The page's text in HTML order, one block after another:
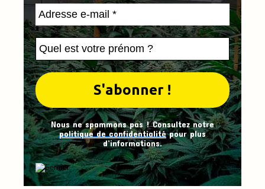
Nous ne spammons pas ! Consultez notre
politique de confidentialitépour plus
d’informations.